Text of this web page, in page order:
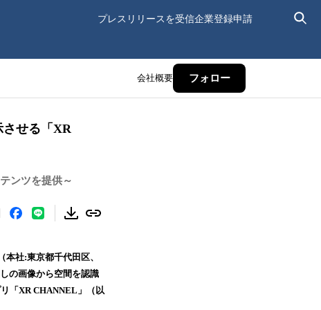
プレスリリースを受信企業登録申請
会社概要 フォロー
させる「XR
ンツを提供～
社:東京都千代田区、
の画像から空間を認識
「XR CHANNEL」（以